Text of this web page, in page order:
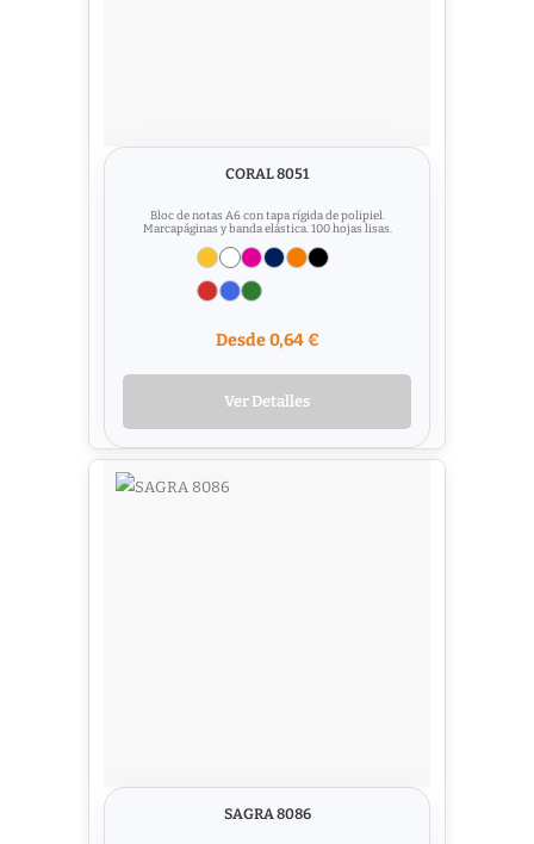
CORAL 8051
Bloc de notas A6 con tapa rígida de polipiel.
Marcapáginas y banda elástica. 100 hojas lisas.
Desde 0,64 €
Ver Detalles
SAGRA 8086